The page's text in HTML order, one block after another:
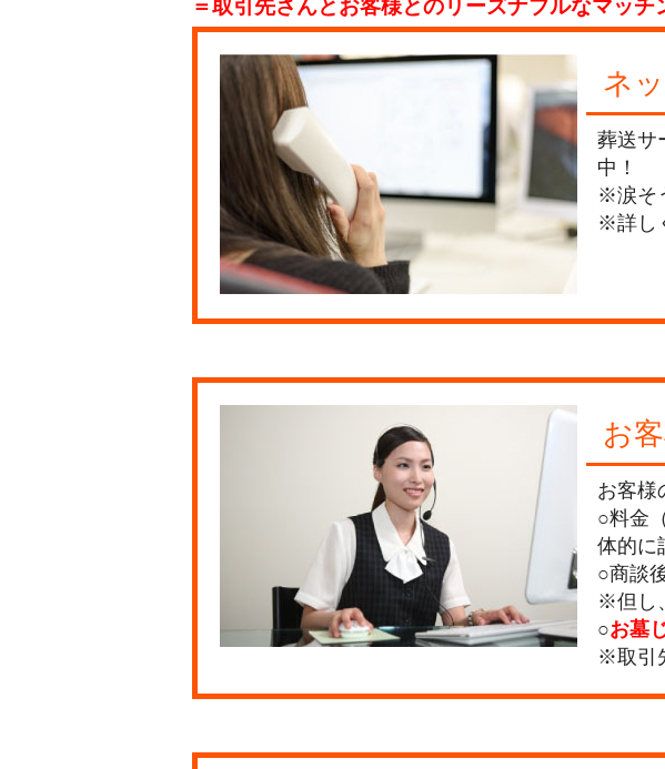
＝取引先さんとお客様とのリーズナブルなマッチ
ネ
葬送サ
中！
※涙そ
※詳し
お
お客様
○料金
体的に
○商談
※但し
○お墓
※取引